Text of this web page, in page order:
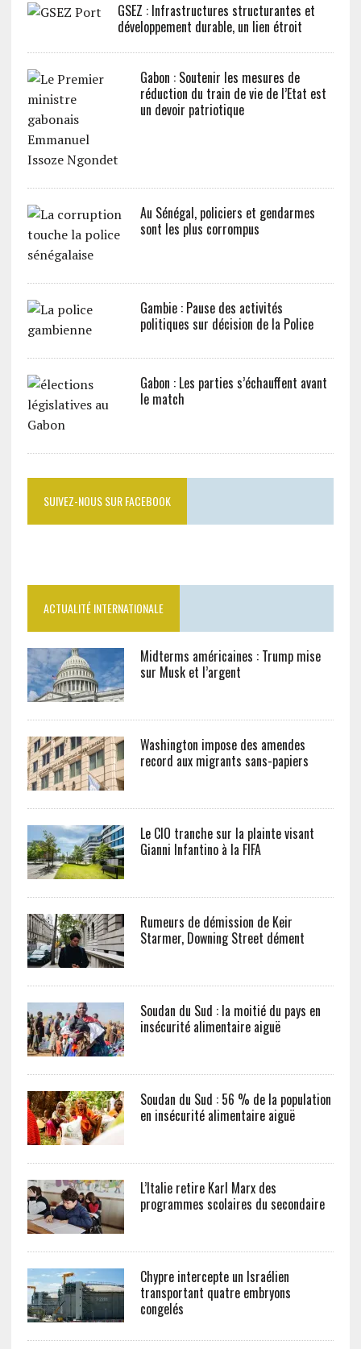
GSEZ : Infrastructures structurantes et
développement durable, un lien étroit
Gabon : Soutenir les mesures de
réduction du train de vie de l’Etat est
un devoir patriotique
Au Sénégal, policiers et gendarmes
sont les plus corrompus
Gambie : Pause des activités
politiques sur décision de la Police
Gabon : Les parties s’échauffent avant
le match
SUIVEZ-NOUS SUR FACEBOOK
ACTUALITÉ INTERNATIONALE
Midterms américaines : Trump mise
sur Musk et l’argent
Washington impose des amendes
record aux migrants sans-papiers
Le CIO tranche sur la plainte visant
Gianni Infantino à la FIFA
Rumeurs de démission de Keir
Starmer, Downing Street dément
Soudan du Sud : la moitié du pays en
insécurité alimentaire aiguë
Soudan du Sud : 56 % de la population
en insécurité alimentaire aiguë
L’Italie retire Karl Marx des
programmes scolaires du secondaire
Chypre intercepte un Israélien
transportant quatre embryons
congelés